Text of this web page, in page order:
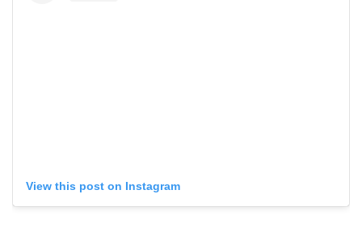
View this post on Instagram